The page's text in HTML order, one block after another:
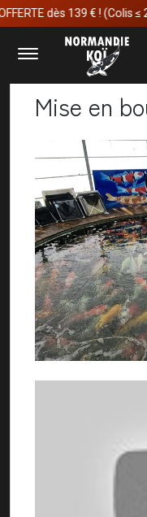
dès 139 € ! (Colis ≤ 29 kg
Accueil Nos voyages
Mise en